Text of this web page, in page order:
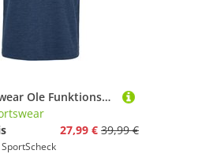
JOY sportswear Ole Funktionsshirt Herren
27,99 € 39,99 €
SportScheck